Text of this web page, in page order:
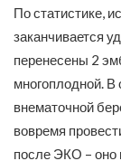
По статистике,
заканчивается
перенесены 2
многоплодной. В
внематочной
вовремя
после ЭКО – оно